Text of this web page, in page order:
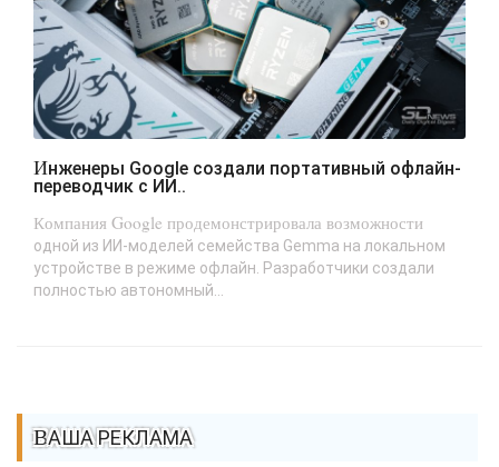
Инженеры Google создали портативный офлайн-
переводчик с ИИ..
Компания Google продемонстрировала возможности
одной из ИИ-моделей семейства Gemma на локальном
устройстве в режиме офлайн. Разработчики создали
полностью автономный...
ВАША РЕКЛАМА